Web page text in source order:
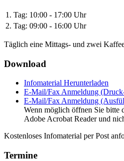
1. Tag: 10:00 - 17:00 Uhr
2. Tag: 09:00 - 16:00 Uhr
Täglich eine Mittags- und zwei
Download
Infomaterial Herunterladen
E-Mail/Fax Anmeldung
E-Mail/Fax Anmeldung
Wenn möglich öffnen Sie bitte
Adobe Acrobat Reader und
Kostenloses Infomaterial per Post
Termine